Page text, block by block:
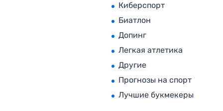
Киберспорт
Биатлон
Допинг
Легкая атлетика
Другие
Прогнозы на спорт
Лучшие букмекеры